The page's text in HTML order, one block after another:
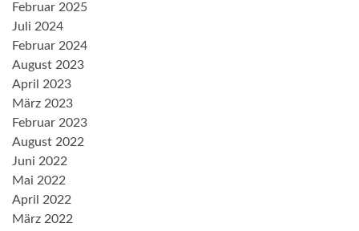
Februar 2025
Juli 2024
Februar 2024
August 2023
April 2023
März 2023
Februar 2023
August 2022
Juni 2022
Mai 2022
April 2022
März 2022